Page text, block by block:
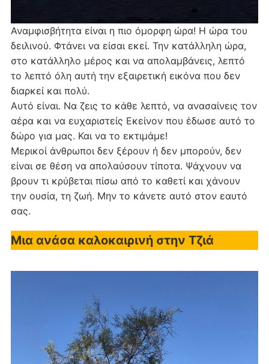
Αναμφισβήτητα είναι η πιο όμορφη ώρα! Η ώρα του
δειλινού. Φτάνει να είσαι εκεί. Την κατάλληλη ώρα,
στο κατάλληλο μέρος και να απολαμβάνεις, λεπτό
το λεπτό όλη αυτή την εξαιρετική εικόνα που δεν
διαρκεί και πολύ.
Αυτό είναι. Να ζεις το κάθε λεπτό, να ανασαίνεις τον
αέρα και να ευχαριστείς Εκείνον που έδωσε αυτό το
δώρο για μας. Και να το εκτιμάμε!
Μερικοί άνθρωποι δεν ξέρουν ή δεν μπορούν, δεν
είναι σε θέση να απολαύσουν τίποτα. Ψάχνουν να
βρουν τι κρύβεται πίσω από το καθετί και χάνουν
την ουσία, τη ζωή. Μην το κάνετε αυτό στον εαυτό
σας.
Μια ανάσα καλοκαιρινή στην Τζιά